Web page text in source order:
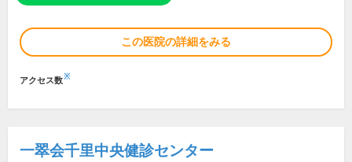
この医院の詳細をみる
アクセス数※
一翠会千里中央健診センター